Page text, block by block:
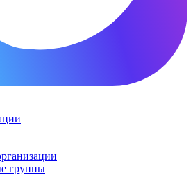
группы